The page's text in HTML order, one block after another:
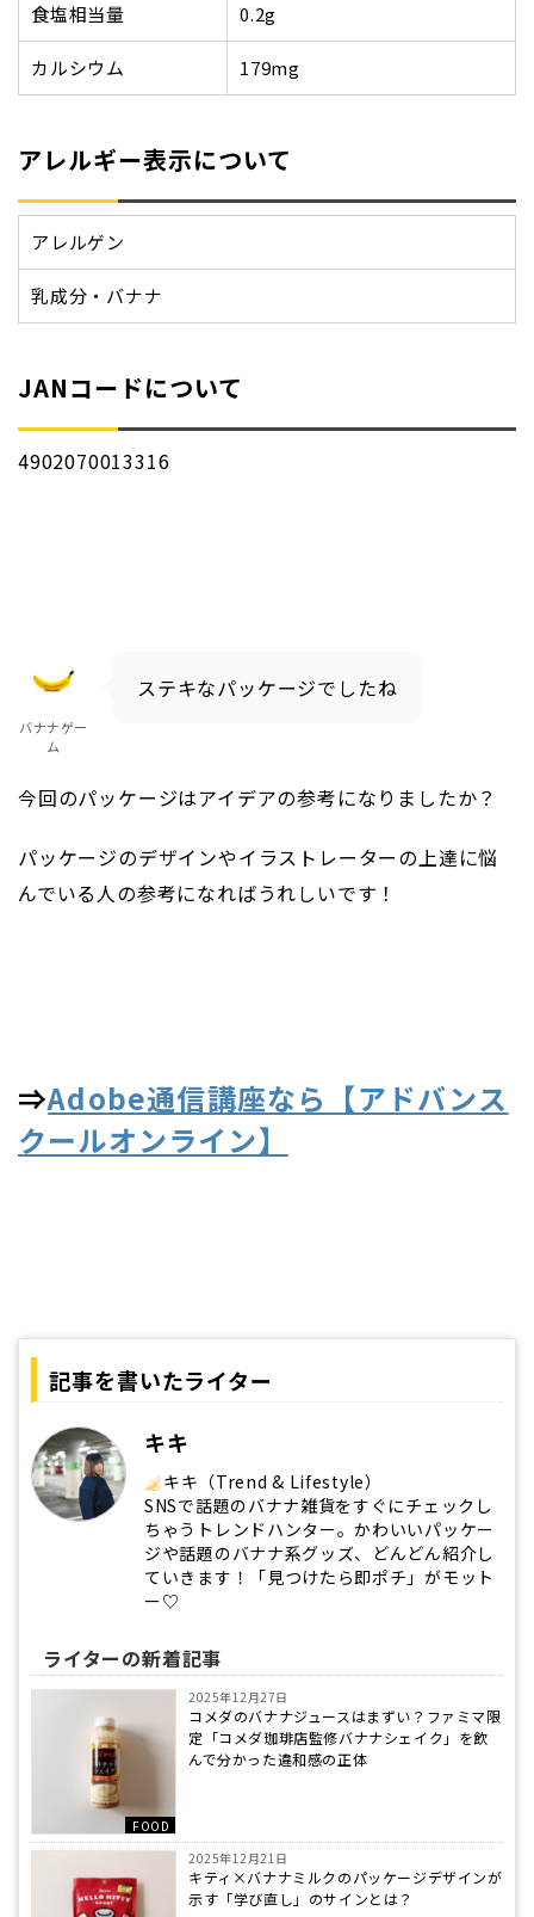
食塩相当量 0.2g
カルシウム 179mg
アレルギー表示について
アレルゲン
乳成分・バナナ
JANコードについて
4902070013316
バナナゲー
ム
ステキなパッケージでしたね
今回のパッケージはアイデアの参考になりましたか？
パッケージのデザインやイラストレーターの上達に悩
んでいる人の参考になればうれしいです！
⇒Adobe通信講座なら【アドバンス
クールオンライン】
記事を書いたライター
キキ
キキ（Trend & Lifestyle）
SNSで話題のバナナ雑貨をすぐにチェックし
ちゃうトレンドハンター。かわいいパッケー
ジや話題のバナナ系グッズ、どんどん紹介し
ていきます！「見つけたら即ポチ」がモット
ー♡
ライターの新着記事
FOOD
2025年12月27日
コメダのバナナジュースはまずい？ファミマ限
定「コメダ珈琲店監修バナナシェイク」を飲
んで分かった違和感の正体
2025年12月21日
キティ×バナナミルクのパッケージデザインが
示す「学び直し」のサインとは？